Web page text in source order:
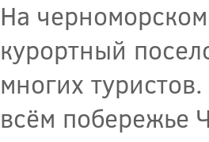
На
курортный
многих
всём побережье